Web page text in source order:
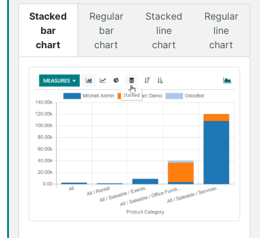
Stacked
bar
chart
Regular
bar
chart
Stacked
line
chart
Regular
line
chart